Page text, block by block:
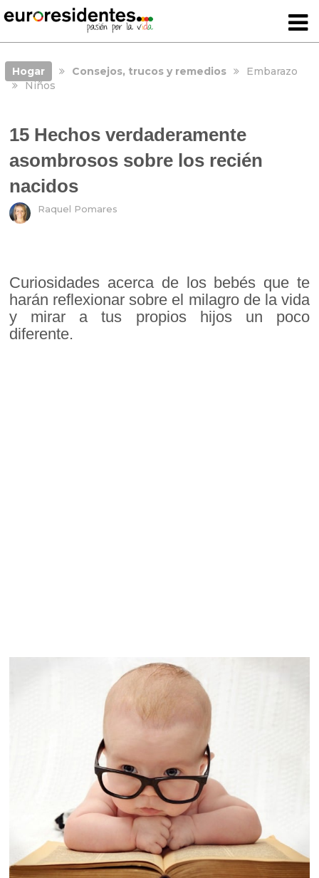
Hogar Consejos, trucos y remedios
Embarazo
Niños
15 Hechos verdaderamente
asombrosos sobre los recién
nacidos
Raquel Pomares
Curiosidades acerca de los bebés que te
harán reflexionar sobre el milagro de la vida
y mirar a tus propios hijos un poco
diferente.